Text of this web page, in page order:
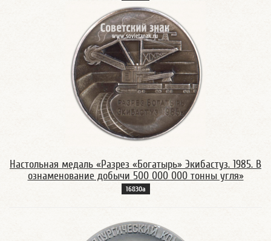
Настольная медаль «Разрез «Богатырь» Экибастуз. 1985. В
ознаменование добычи 500 000 000 тонны угля»
16830а